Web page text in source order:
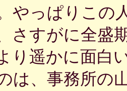
やっぱりこの
さすがに全盛
り遥かに面白
は、事務所の